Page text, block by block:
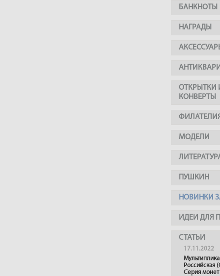
БАНКНОТЫ
НАГРАДЫ
ОТКРЫТКИ
КОНВЕРТЫ
МОДЕЛИ
ПУШКИН
НОВИНКИ
ИДЕИ ДЛЯ
СТАТЬИ
17.11.2022
Российская
Серия монет